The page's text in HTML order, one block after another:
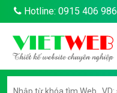
Hotline: 0915 406 986